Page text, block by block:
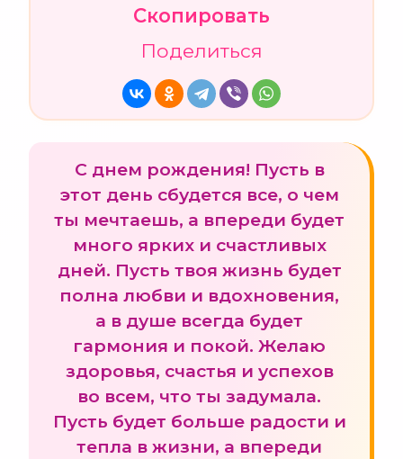
Скопировать
Поделиться
С днем рождения! Пусть в
этот день сбудется все, о чем
ты мечтаешь, а впереди будет
много ярких и счастливых
дней. Пусть твоя жизнь будет
полна любви и вдохновения,
а в душе всегда будет
гармония и покой. Желаю
здоровья, счастья и успехов
во всем, что ты задумала.
Пусть будет больше радости и
тепла в жизни, а впереди